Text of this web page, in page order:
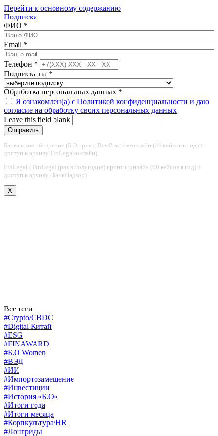
Перейти к основному содержанию
Подписка
ФИО *
Email *
Телефон *
Подписка на *
Обработка персональных данных *
Я ознакомлен(а) с Политикой конфиденциальности и даю
согласие на обработку своих персональных данных
Leave this field blank
Банковское обозрение (Б.О принт, BestPractice-онлайн (40 кейсов в год) +
доступ к архиву FinLegal-онлайн)
FinLegal ( FinLegal (раз в полугодие) принт и онлайн (60 кейсов в год) +
доступ к архиву (БанкНадзор)
X
Все теги
#Crypto/CBDC
#Digital Китай
#ESG
#FINAWARD
#Б.О Women
#ВЭД
#ИИ
#Импортозамещение
#Инвестиции
#История «Б.О»
#Итоги года
#Итоги месяца
#Корпкультура/HR
#Лонгриды